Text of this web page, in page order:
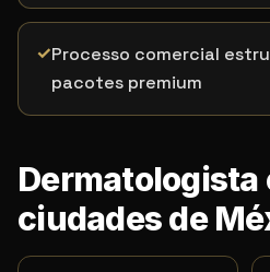
✓Processo comercial
pacotes premium
Dermatologista
ciudades de